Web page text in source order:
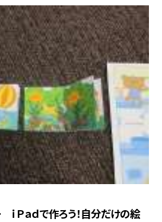
Ｐａｄで作ろう！自分だけの絵